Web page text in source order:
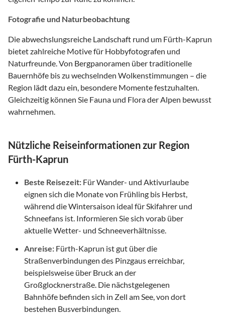
Fotografie und Naturbeobachtung
Die abwechslungsreiche Landschaft rund um Fürth-Kaprun
bietet zahlreiche Motive für Hobbyfotografen und
Naturfreunde. Von Bergpanoramen über traditionelle
Bauernhöfe bis zu wechselnden Wolkenstimmungen – die
Region lädt dazu ein, besondere Momente festzuhalten.
Gleichzeitig können Sie Fauna und Flora der Alpen bewusst
wahrnehmen.
Nützliche Reiseinformationen zur Region
Fürth-Kaprun
Beste Reisezeit: Für Wander- und Aktivurlaube
eignen sich die Monate von Frühling bis Herbst,
während die Wintersaison ideal für Skifahrer und
Schneefans ist. Informieren Sie sich vorab über
aktuelle Wetter- und Schneeverhältnisse.
Anreise: Fürth-Kaprun ist gut über die
Straßenverbindungen des Pinzgaus erreichbar,
beispielsweise über Bruck an der
Großglocknerstraße. Die nächstgelegenen
Bahnhöfe befinden sich in Zell am See, von dort
bestehen Busverbindungen.